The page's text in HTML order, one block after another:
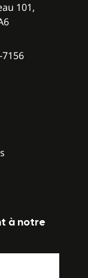
101,
7156
à notre